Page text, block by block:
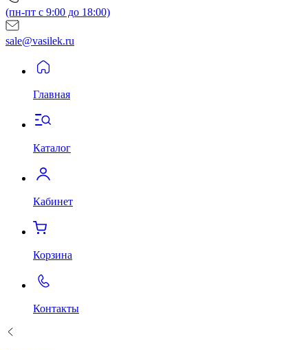
(пн-пт с 9:00 до 18:00)
sale@vasilek.ru
Главная
Каталог
Кабинет
Корзина
Контакты